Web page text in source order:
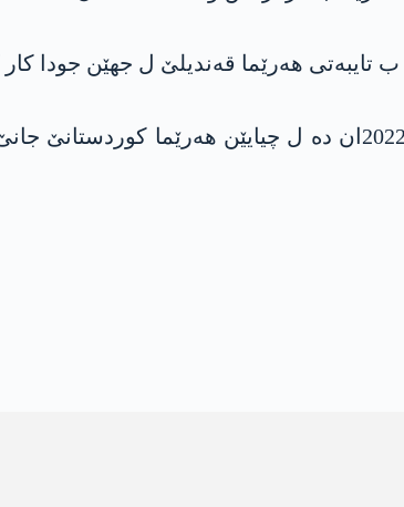
هات دیارکرن کو بیلال کاراکوش د 17ێ تیرمەها 2022ان